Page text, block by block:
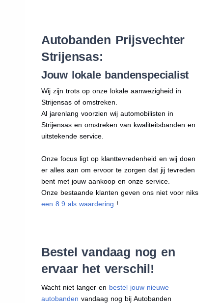
Autobanden Prijsvechter
Strijensas:
Jouw lokale bandenspecialist
Wij zijn trots op onze lokale aanwezigheid in
Strijensas of omstreken.
Al jarenlang voorzien wij automobilisten in
Strijensas en omstreken van kwaliteitsbanden en
uitstekende service.
Onze focus ligt op klanttevredenheid en wij doen
er alles aan om ervoor te zorgen dat jij tevreden
bent met jouw aankoop en onze service.
Onze bestaande klanten geven ons niet voor niks
een 8.9 als waardering !
Bestel vandaag nog en
ervaar het verschil!
Wacht niet langer en bestel jouw nieuwe
autobanden vandaag nog bij Autobanden